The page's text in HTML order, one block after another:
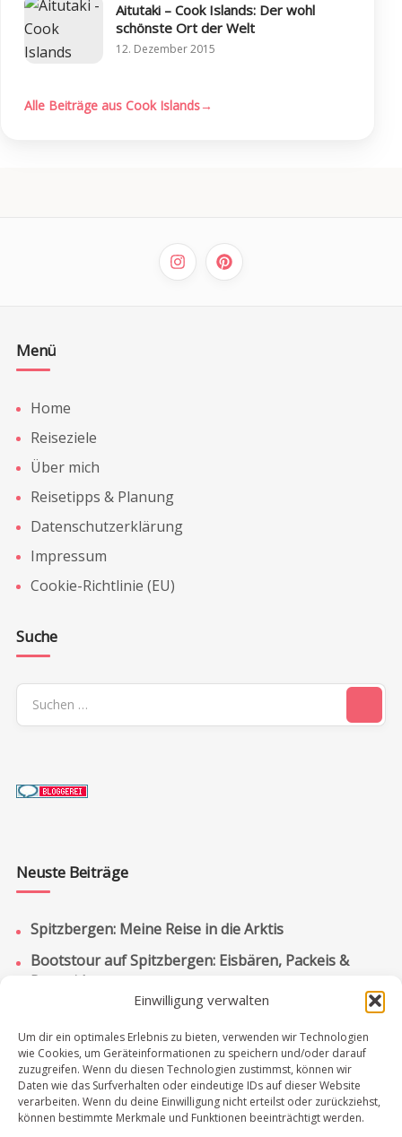
Einwilligung verwalten
Um dir ein optimales Erlebnis zu bieten, verwenden wir Technologien
wie Cookies, um Geräteinformationen zu speichern und/oder darauf
zuzugreifen. Wenn du diesen Technologien zustimmst, können wir
Daten wie das Surfverhalten oder eindeutige IDs auf dieser Website
verarbeiten. Wenn du deine Einwilligung nicht erteilst oder zurückziehst,
können bestimmte Merkmale und Funktionen beeinträchtigt werden.
Aitutaki – Cook Islands: Der wohl
schönste Ort der Welt
12. Dezember 2015
Alle Beiträge aus Cook Islands→
Menü
Home
Reiseziele
Über mich
Reisetipps & Planung
Datenschutzerklärung
Impressum
Cookie-Richtlinie (EU)
Suche
Suchen
nach:
Neuste Beiträge
Spitzbergen: Meine Reise in die Arktis
Bootstour auf Spitzbergen: Eisbären, Packeis &
Pyramiden
Spitzbergen: Bootstour zur russischen Siedlung
Barentsburg
Chobe Nationalpark: Lohnt sich ein Tagesausflug?
Victoriafälle in Simbabwe & Sambia: Meine
Erfahrungen in der Regenzeit